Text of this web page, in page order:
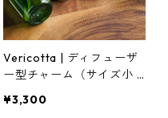
Vericotta | ディフューザ
ー型チャーム（サイズ小 /
¥3,300